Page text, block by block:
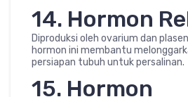
14. Hormon
Diproduksi oleh ovarium dan
hormon ini membantu
persiapan tubuh untuk persalinan.
15. Hormon